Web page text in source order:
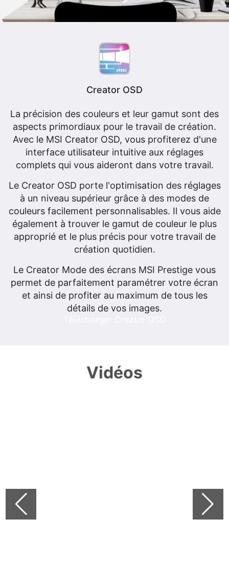
Creator OSD
La précision des couleurs et leur gamut sont des
aspects primordiaux pour le travail de création.
Avec le MSI Creator OSD, vous profiterez d'une
interface utilisateur intuitive aux réglages
complets qui vous aideront dans votre travail.
Le Creator OSD porte l'optimisation des réglages
à un niveau supérieur grâce à des modes de
couleurs facilement personnalisables. Il vous aide
également à trouver le gamut de couleur le plus
approprié et le plus précis pour votre travail de
création quotidien.
Le Creator Mode des écrans MSI Prestige vous
permet de parfaitement paramétrer votre écran
et ainsi de profiter au maximum de tous les
détails de vos images.
Vidéos